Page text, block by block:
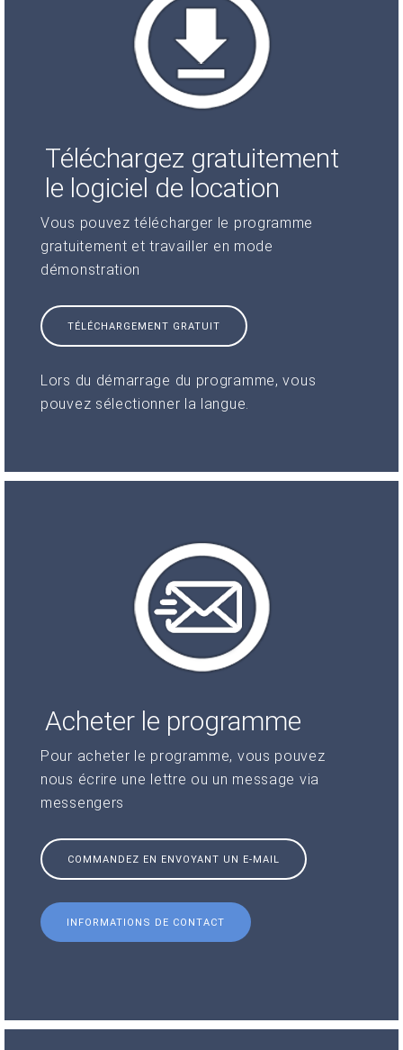
Téléchargez gratuitement
le logiciel de location
Vous pouvez télécharger le programme
gratuitement et travailler en mode
démonstration
TÉLÉCHARGEMENT GRATUIT
Lors du démarrage du programme, vous
pouvez sélectionner la langue.
Acheter le programme
Pour acheter le programme, vous pouvez
nous écrire une lettre ou un message via
messengers
COMMANDEZ EN ENVOYANT UN E-MAIL
INFORMATIONS DE CONTACT